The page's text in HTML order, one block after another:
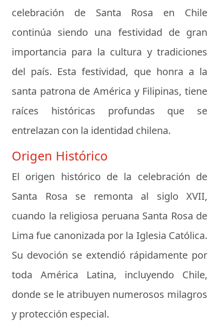
celebración de Santa Rosa en Chile
continúa siendo una festividad de gran
importancia para la cultura y tradiciones
del país. Esta festividad, que honra a la
santa patrona de América y Filipinas, tiene
raíces históricas profundas que se
entrelazan con la identidad chilena.
Origen Histórico
El origen histórico de la celebración de
Santa Rosa se remonta al siglo XVII,
cuando la religiosa peruana Santa Rosa de
Lima fue canonizada por la Iglesia Católica.
Su devoción se extendió rápidamente por
toda América Latina, incluyendo Chile,
donde se le atribuyen numerosos milagros
y protección especial.